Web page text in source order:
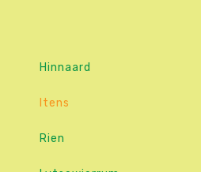
Hinnaard
Itens
Rien